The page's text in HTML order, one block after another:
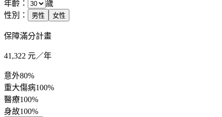
年齡：
歲
性別：
男性 女性
保障滿分計畫
41,322 元／年
意外80%
重大傷病100%
醫療100%
身故100%